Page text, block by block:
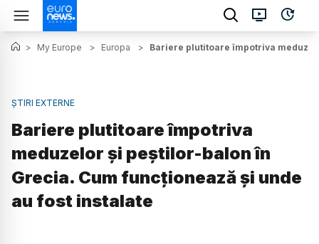
> My Europe > Europa > Bariere plutitoare împotriva
ȘTIRI EXTERNE
Bariere plutitoare împotriva
meduzelor și peștilor-balon în
Grecia. Cum funcționează și unde
au fost instalate